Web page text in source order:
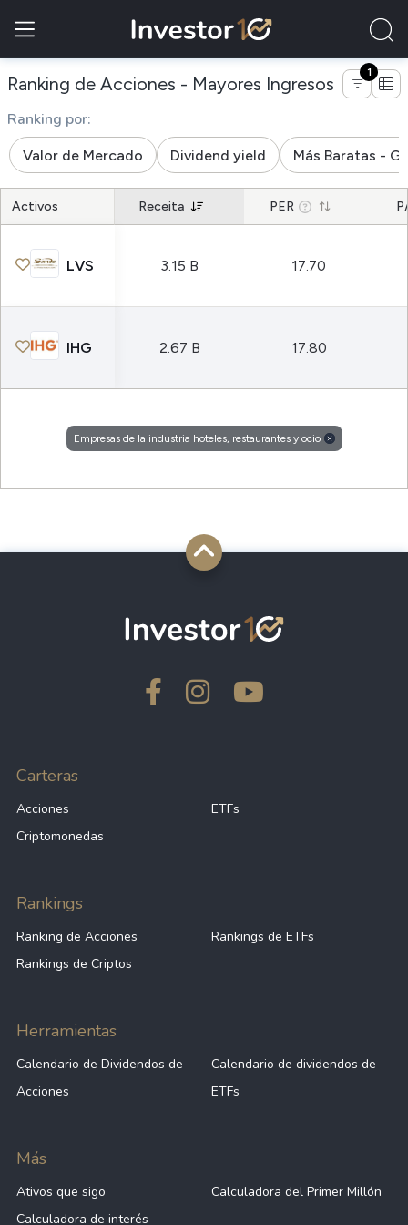
Ranking de Acciones - Mayores Ingresos de 1
Ranking por:
Valor de Mercado Dividend yield Más Baratas -
Activos Receita PER
LVS 3.15 B 17.70
IHG 2.67 B 17.80
Empresas de la industria hoteles, restaurantes y ocio
Carteras
Acciones
ETFs
Criptomonedas
Rankings
Ranking de Acciones
Rankings de ETFs
Rankings de Criptos
Herramientas
Calendario de Dividendos de
Acciones
Calendario de dividendos de
ETFs
Más
Ativos que sigo
Calculadora del Primer Millón
Calculadora de interés